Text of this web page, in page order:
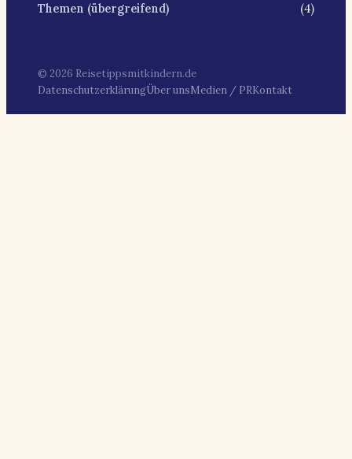
Themen (übergreifend) (4)
© 2026 Reisetippsmitkindern.de
DatenschutzerklärungÜber unsMedien / PRKontakt